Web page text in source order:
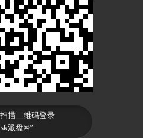
描二维码登录
派盘®”